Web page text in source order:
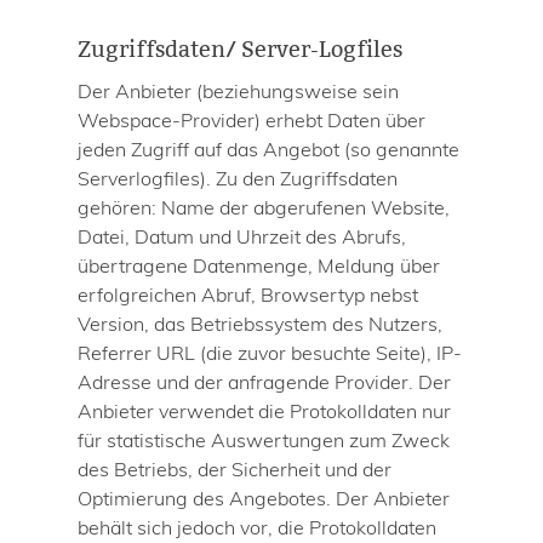
Zugriffsdaten/ Server-Logfiles
Der Anbieter (beziehungsweise sein
Webspace-Provider) erhebt Daten über
jeden Zugriff auf das Angebot (so genannte
Serverlogfiles). Zu den Zugriffsdaten
gehören: Name der abgerufenen Website,
Datei, Datum und Uhrzeit des Abrufs,
übertragene Datenmenge, Meldung über
erfolgreichen Abruf, Browsertyp nebst
Version, das Betriebssystem des Nutzers,
Referrer URL (die zuvor besuchte Seite), IP-
Adresse und der anfragende Provider. Der
Anbieter verwendet die Protokolldaten nur
für statistische Auswertungen zum Zweck
des Betriebs, der Sicherheit und der
Optimierung des Angebotes. Der Anbieter
behält sich jedoch vor, die Protokolldaten